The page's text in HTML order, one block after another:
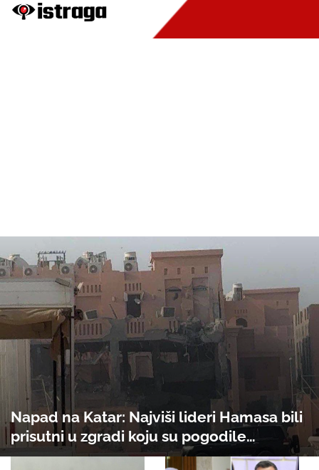
Napad na Katar: Najviši lideri Hamasa bili
prisutni u zgradi koju su pogodile
izraelske zračne snage